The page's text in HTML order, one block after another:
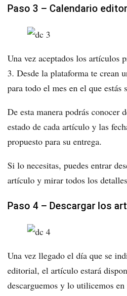
Paso 3 – Calendario
Una vez aceptados los artículos
3. Desde la plataforma te crean
para todo el mes en el que estás
De esta manera podrás conocer
estado de cada artículo y las
propuesto para su entrega.
Si lo necesitas, puedes entrar
artículo y mirar todos los
Paso 4 – Descargar los
Una vez llegado el día que se
editorial, el artículo estará
descarguemos y lo utilicemos en